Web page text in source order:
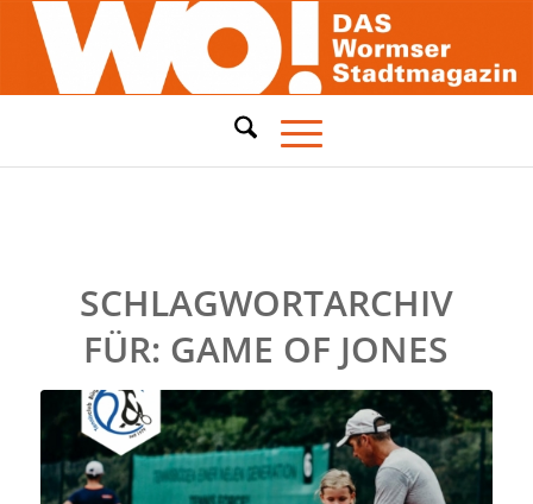
SCHLAGWORTARCHIV
FÜR: GAME OF JONES